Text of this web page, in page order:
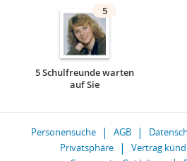
5
5 Schulfreunde warten
auf Sie
Personensuche AGB
Privatsphäre
Vertrag